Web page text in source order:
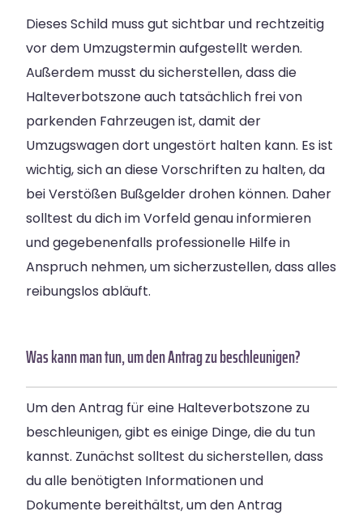
Dieses Schild muss gut sichtbar und rechtzeitig
vor dem Umzugstermin aufgestellt werden.
Außerdem musst du sicherstellen, dass die
Halteverbotszone auch tatsächlich frei von
parkenden Fahrzeugen ist, damit der
Umzugswagen dort ungestört halten kann. Es ist
wichtig, sich an diese Vorschriften zu halten, da
bei Verstößen Bußgelder drohen können. Daher
solltest du dich im Vorfeld genau informieren
und gegebenenfalls professionelle Hilfe in
Anspruch nehmen, um sicherzustellen, dass alles
reibungslos abläuft.
Was kann man tun, um den Antrag zu beschleunigen?
Um den Antrag für eine Halteverbotszone zu
beschleunigen, gibt es einige Dinge, die du tun
kannst. Zunächst solltest du sicherstellen, dass
du alle benötigten Informationen und
Dokumente bereithältst, um den Antrag